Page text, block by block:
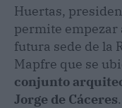
Huertas,
permite empezar
futura sede de la
Mapfre que se
conjunto
Jorge de Cáceres.